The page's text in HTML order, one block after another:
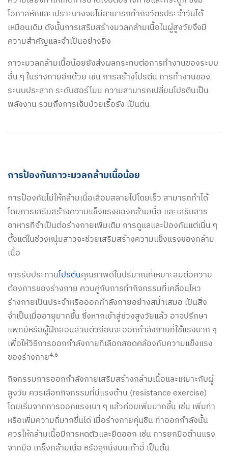
โอกาสหักและเปราะบางจนไม่สามารถทำกิจวัตรประจำวันได้
เหมือนเดิม ดังนั้นการเสริมสร้างมวลกล้ามเนื้อในผู้สูงวัยจึงมี
ความสำคัญและจำเป็นอย่างยิ่ง
ภาวะมวลกล้ามเนื้อน้อยยังส่งผลกระทบต่อการทำงานของระบบ
อื่น ๆ ในร่างกายอีกด้วย เช่น การสร้างโปรตีน การทำงานของ
ระบบประสาท ระดับฮอร์โมน ความสามารถเปลี่ยนโปรตีนเป็น
พลังงาน รวมถึงการเจ็บป่วยเรื้อรัง เป็นต้น
การป้องกันภาวะมวลกล้ามเนื้อน้อย
การป้องกันไม่ให้กล้ามเนื้อเสื่อมสลายไปโดยเร็ว สามารถทำได้
โดยการเสริมสร้างความแข็งแรงของกล้ามเนื้อ และเสริมสาร
อาหารที่จำเป็นต่อร่างกายเพิ่มเติม การดูแลและป้องกันแต่เนิ่น ๆ
ตั้งแต่ในช่วงหนุ่มสาวจะช่วยเสริมสร้างความแข็งแรงของกล้าม
เนื้อ
การรับประทานโปรตีนคุณภาพดีในปริมาณที่เหมาะสมต่อความ
ต้องการของร่างกาย ควบคู่กับการทำกิจกรรมที่เคลื่อนไหว
ร่างกายเป็นประจำหรือออกกำลังกายอย่างสม่ำเสมอ เป็นสิ่ง
จำเป็นเมื่ออายุมากขึ้น ซึ่งหากเข้าสู่ช่วงสูงวัยแล้ว อาจปรึกษา
แพทย์หรือผู้ฝึกสอนส่วนตัวก่อนจะออกกำลังกายที่ใช้แรงมาก ๆ
เพื่อให้วิธีการออกกำลังกายที่เลือกสอดคล้องกับความแข็งแรง
ของร่างกาย4,6
กิจกรรมการออกกำลังกายเสริมสร้างกล้ามเนื้อและเหมาะกับผู้
สูงวัย ควรเลือกกิจกรรมที่มีแรงต้าน (resistance exercise)
โดยเริ่มจากการออกแรงเบา ๆ แล้วค่อยเพิ่มมากขึ้น เช่น เพิ่มท่า
หรือเพิ่มความถี่มากขึ้นได้ เมื่อร่างกายคุ้นชิน ท่าออกกำลังนั้น
ควรให้กล้ามเนื้อมีการหดตัวและยืดออก เช่น การยกมือต้านแรง
จากมือ เกร็งกล้ามเนื้อ หรือลุกนั่งบนเก้าอี้ เป็นต้น